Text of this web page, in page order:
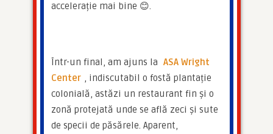
accelerație mai bine 😊.
Într-un final, am ajuns la ASA Wright
Center , indiscutabil o fostă plantație
colonială, astăzi un restaurant fin și o
zonă protejată unde se află zeci și sute
de specii de păsărele. Aparent,